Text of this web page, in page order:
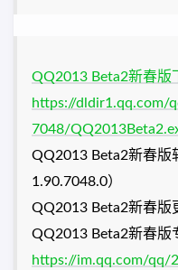
QQ2013 Beta2新春版
https://dldir1.qq.com/
7048/
QQ2013 Beta2新春版
1.90.7048.0）
QQ2013 Beta2新春
QQ2013 Beta2新春版
https://im.qq.com/qq/